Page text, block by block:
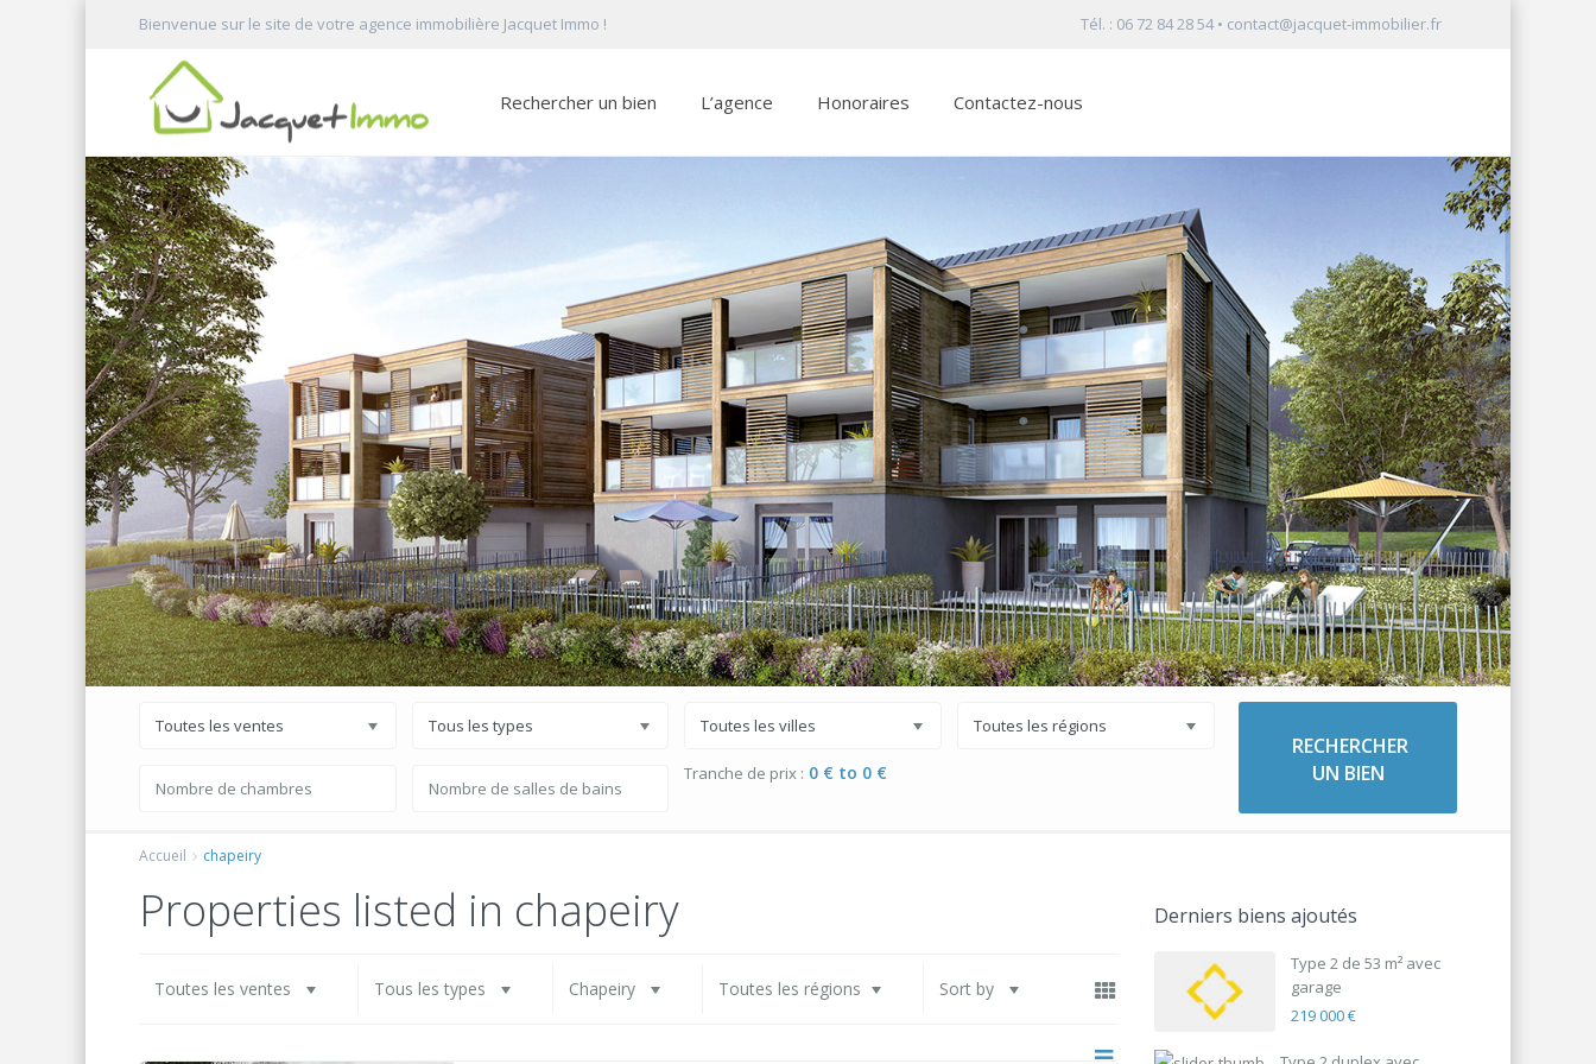
Bienvenue sur le site de votre agence immobilière Jacquet Immo ! Tél. : 06 72 84 28 54 • contact@jacquet-immobilier.fr
Rechercher un bien L’agence Honoraires Contactez-nous
Toutes les ventes Tous les types Toutes les villes Toutes les régions
Tranche de prix : 0 € to 0 €
Accueil chapeiry
Properties listed in chapeiry
Toutes les ventes Tous les types Chapeiry Toutes les régions Sort by
Derniers biens ajoutés
Type 2 de 53 m² avec
garage
219 000 €